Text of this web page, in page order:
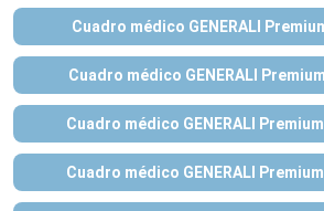
Cuadro médico GENERALI
Cuadro médico GENERALI
Cuadro médico GENERALI
Cuadro médico GENERALI